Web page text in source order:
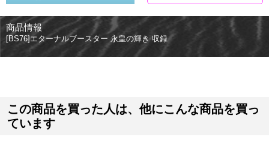
商品情報
[BS76]エターナルブースター 永皇の輝き 収録
この商品を買った人は、他にこんな商品を買っ
ています